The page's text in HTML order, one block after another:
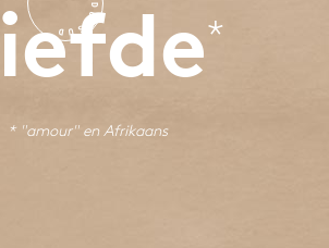
D
U
S
U
D
* "amour" en Afrikaans